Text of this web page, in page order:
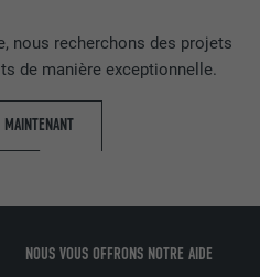
nous recherchons des projets
de manière exceptionnelle.
MAINTENANT
NOUS VOUS OFFRONS NOTRE AIDE
par Pinterest pour suivre